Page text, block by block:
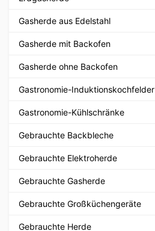
Gasherde aus Edelstahl
Gasherde mit Backofen
Gasherde ohne Backofen
Gastronomie-Induktionskochfelder
Gastronomie-Kühlschränke
Gebrauchte Backbleche
Gebrauchte Elektroherde
Gebrauchte Gasherde
Gebrauchte Großküchengeräte
Gebrauchte Herde